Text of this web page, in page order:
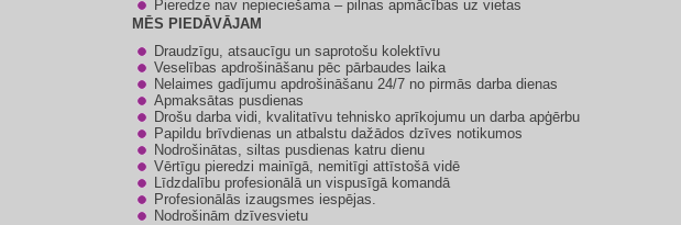
Pieredze nav nepieciešama – pilnas apmācības uz vietas
MĒS PIEDĀVĀJAM
Draudzīgu, atsaucīgu un saprotošu kolektīvu
Veselības apdrošināšanu pēc pārbaudes laika
Nelaimes gadījumu apdrošināšanu 24/7 no pirmās darba dienas
Apmaksātas pusdienas
Drošu darba vidi, kvalitatīvu tehnisko aprīkojumu un darba apģērbu
Papildu brīvdienas un atbalstu dažādos dzīves notikumos
Nodrošinātas, siltas pusdienas katru dienu
Vērtīgu pieredzi mainīgā, nemitīgi attīstošā vidē
Līdzdalību profesionālā un vispusīgā komandā
Profesionālās izaugsmes iespējas.
Nodrošinām dzīvesvietu